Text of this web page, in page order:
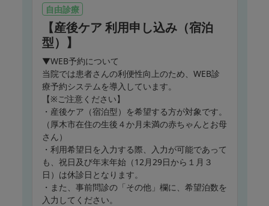
自由診療
【産後ケア 利用申し込み（宿泊
型）】
▼WEB予約について
当院では患者さんの利便性向上のため、WEB診
療予約システムを導入しています。
【※ご注意ください】
・産後ケア（宿泊型）を希望する方が対象です。
（厚木市在住の生後４か月未満の赤ちゃんとお母
さん）
・利用希望日を入力する際、入力が可能であって
も、祝日及び年末年始（12月29日から１月３
日）は休診日となります。
・また、事前問診の「その他」欄に、希望泊数を
入力してください。